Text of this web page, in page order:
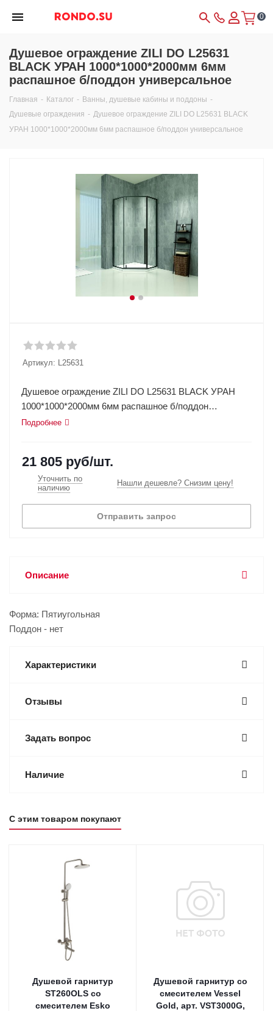
0
Душевое ограждение ZILI DO L25631
BLACK УРАН 1000*1000*2000мм 6мм
распашное б/поддон универсальное
Главная - Каталог - Ванны, душевые кабины и поддоны -
Душевые ограждения - Душевое ограждение ZILI DO L25631 BLACK
УРАН 1000*1000*2000мм 6мм распашное б/поддон универсальное
Артикул: L25631
Душевое ограждение ZILI DO L25631 BLACK УРАН
1000*1000*2000мм 6мм распашное б/поддон
универсальное
Подробнее
21 805 руб/шт.
Уточнить по
наличию
Нашли дешевле? Снизим цену!
Отправить запрос
Описание
Форма: Пятиугольная
Поддон - нет
Характеристики
Отзывы
Задать вопрос
Наличие
С этим товаром покупают
Душевой гарнитур
ST260OLS со
смесителем Esko
Душевой гарнитур со
смесителем Vessel
Gold, арт. VST3000G,